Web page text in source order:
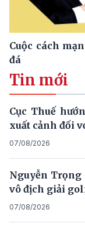
Cuộc cách
đá
Tin mới
Cục Thuế
xuất cảnh đối
07/08/2026
Nguyễn Trọng
vô địch giải
07/08/2026